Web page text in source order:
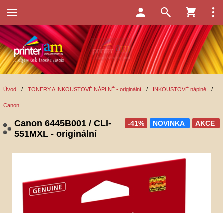
Úvod / TONERY A INKOUSTOVÉ NÁPLNĚ - originální / INKOUSTOVÉ náplně /
Canon
AKCE
NOVINKA
-41%
Canon 6445B001 / CLI-
551MXL - originální